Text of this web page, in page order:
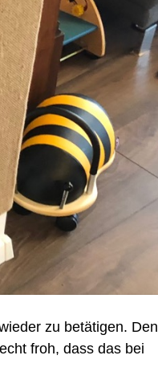
zu betätigen. Den
froh, dass das bei